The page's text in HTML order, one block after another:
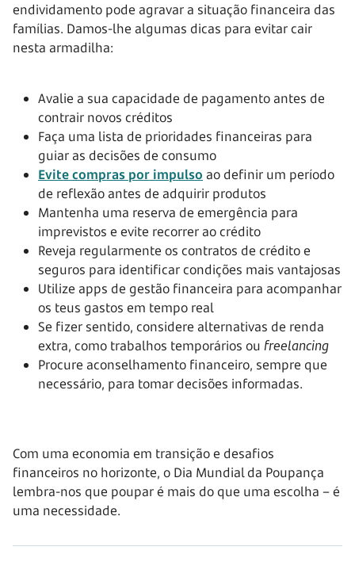
endividamento pode agravar a situação financeira das
famílias. Damos-lhe algumas dicas para evitar cair
nesta armadilha:
Avalie a sua capacidade de pagamento antes de
contrair novos créditos
Faça uma lista de prioridades financeiras para
guiar as decisões de consumo
Evite compras por impulso ao definir um período
de reflexão antes de adquirir produtos
Mantenha uma reserva de emergência para
imprevistos e evite recorrer ao crédito
Reveja regularmente os contratos de crédito e
seguros para identificar condições mais vantajosas
Utilize apps de gestão financeira para acompanhar
os teus gastos em tempo real
Se fizer sentido, considere alternativas de renda
extra, como trabalhos temporários ou freelancing
Procure aconselhamento financeiro, sempre que
necessário, para tomar decisões informadas.
Com uma economia em transição e desafios
financeiros no horizonte, o Dia Mundial da Poupança
lembra-nos que poupar é mais do que uma escolha – é
uma necessidade.